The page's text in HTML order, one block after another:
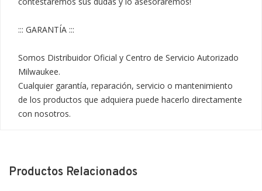
::: GARANTÍA :::
Somos Distribuidor Oficial y Centro de Servicio Autorizado
Milwaukee.
Cualquier garantía, reparación, servicio o mantenimiento
de los productos que adquiera puede hacerlo directamente
con nosotros.
Productos Relacionados